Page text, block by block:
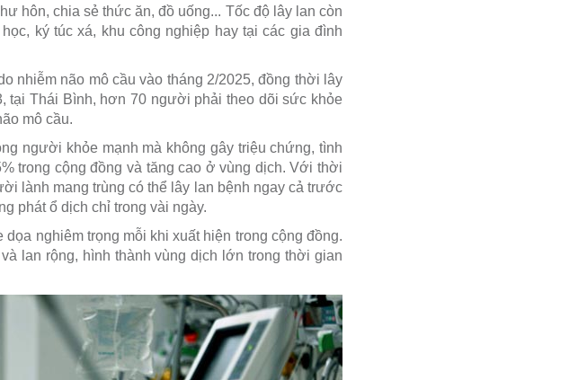
hôn, chia sẻ thức ăn, đồ uống... Tốc độ lây lan còn
ký túc xá, khu công nghiệp hay tại các gia đình
nhiễm não mô cầu vào tháng 2/2025, đồng thời lây
tại Thái Bình, hơn 70 người phải theo dõi sức khỏe
mô cầu.
người khỏe mạnh mà không gây triệu chứng, tình
trong cộng đồng và tăng cao ở vùng dịch. Với thời
lành mang trùng có thể lây lan bệnh ngay cả trước
phát ổ dịch chỉ trong vài ngày.
nghiêm trọng mỗi khi xuất hiện trong cộng đồng.
lan rộng, hình thành vùng dịch lớn trong thời gian